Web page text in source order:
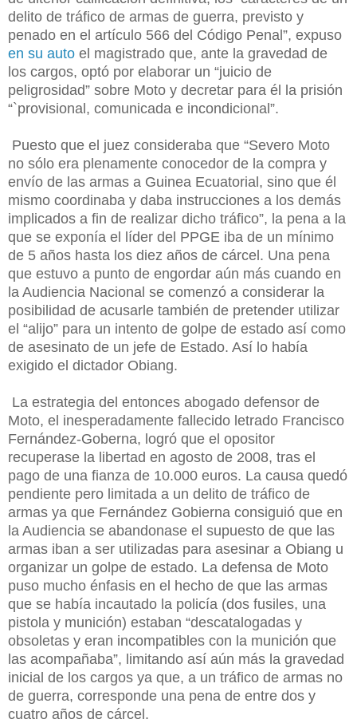
delito de tráfico de armas de guerra, previsto y
penado en el artículo 566 del Código Penal”, expuso
en su auto el magistrado que, ante la gravedad de
los cargos, optó por elaborar un “juicio de
peligrosidad” sobre Moto y decretar para él la prisión
“`provisional, comunicada e incondicional”.
Puesto que el juez consideraba que “Severo Moto
no sólo era plenamente conocedor de la compra y
envío de las armas a Guinea Ecuatorial, sino que él
mismo coordinaba y daba instrucciones a los demás
implicados a fin de realizar dicho tráfico”, la pena a la
que se exponía el líder del PPGE iba de un mínimo
de 5 años hasta los diez años de cárcel. Una pena
que estuvo a punto de engordar aún más cuando en
la Audiencia Nacional se comenzó a considerar la
posibilidad de acusarle también de pretender utilizar
el “alijo” para un intento de golpe de estado así como
de asesinato de un jefe de Estado. Así lo había
exigido el dictador Obiang.
La estrategia del entonces abogado defensor de
Moto, el inesperadamente fallecido letrado Francisco
Fernández-Goberna, logró que el opositor
recuperase la libertad en agosto de 2008, tras el
pago de una fianza de 10.000 euros. La causa quedó
pendiente pero limitada a un delito de tráfico de
armas ya que Fernández Gobierna consiguió que en
la Audiencia se abandonase el supuesto de que las
armas iban a ser utilizadas para asesinar a Obiang u
organizar un golpe de estado. La defensa de Moto
puso mucho énfasis en el hecho de que las armas
que se había incautado la policía (dos fusiles, una
pistola y munición) estaban “descatalogadas y
obsoletas y eran incompatibles con la munición que
las acompañaba”, limitando así aún más la gravedad
inicial de los cargos ya que, a un tráfico de armas no
de guerra, corresponde una pena de entre dos y
cuatro años de cárcel.